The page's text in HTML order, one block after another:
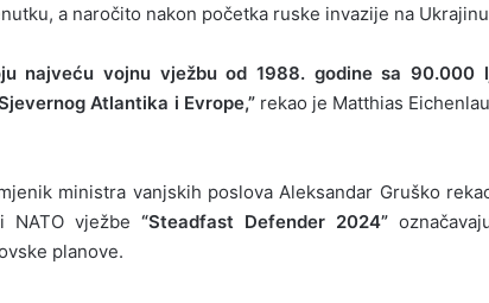
a naročito nakon početka ruske invazije na
najveću vojnu vježbu od 1988. godine sa 90.000
Atlantika i Evrope,”rekao je Matthias
ministra vanjskih poslova Aleksandar Gruško
NATO vježbe “Steadfast Defender 2024”
planove.